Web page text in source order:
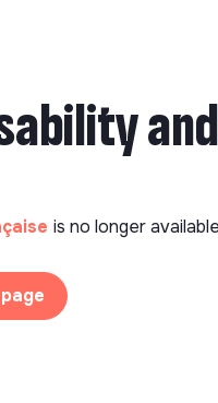
is no longer available